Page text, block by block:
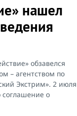
нашел
обзавелся
– агентством по
Экстрим». 2 июля
о